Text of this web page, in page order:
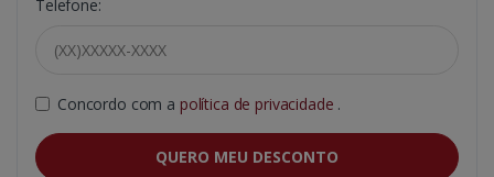
Telefone:
Concordo com a política de privacidade .
QUERO MEU DESCONTO